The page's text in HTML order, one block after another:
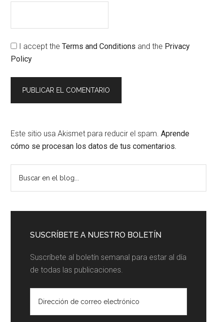
I accept theTerms and Conditions and the Privacy
Policy
Este sitio usa Akismet para reducir el spam.Aprende
cómo se procesan los datos de tus comentarios.
Barra
lateral
principal
SUSCRÍBETE A NUESTRO BOLETÍN
Suscríbete al boletín semanal para estar al día
de todas las publicaciones.